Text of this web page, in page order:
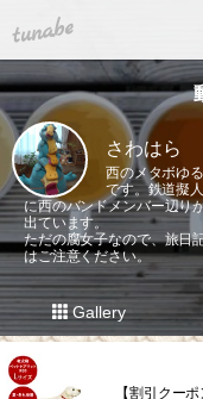
tuna.be
さわはら
西のメタボゆ
です。鉄道擬
に西のバンドメンバー辺り
出ています。
ただの腐女子なので、旅日
はご注意ください。
Gallery
【割引クー